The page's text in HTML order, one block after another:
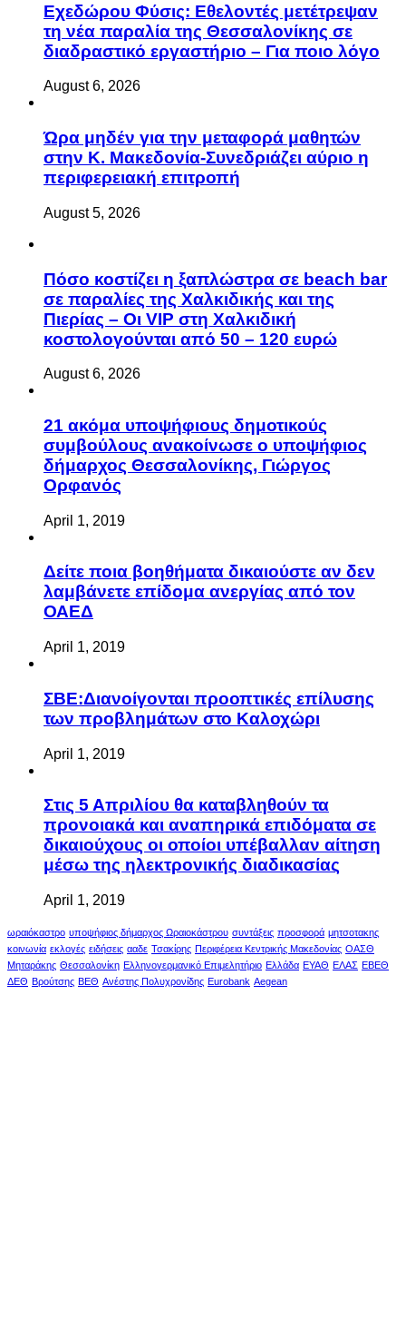
Eχεδώρου Φύσις: Εθελοντές μετέτρεψαν
τη νέα παραλία της Θεσσαλονίκης σε
διαδραστικό εργαστήριο – Για ποιο λόγο
August 6, 2026
Ώρα μηδέν για την μεταφορά μαθητών
στην Κ. Μακεδονία-Συνεδριάζει αύριο η
περιφερειακή επιτροπή
August 5, 2026
Πόσο κοστίζει η ξαπλώστρα σε beach bar
σε παραλίες της Χαλκιδικής και της
Πιερίας – Οι VIP στη Χαλκιδική
κοστολογούνται από 50 – 120 ευρώ
August 6, 2026
21 ακόμα υποψήφιους δημοτικούς
συμβούλους ανακοίνωσε ο υποψήφιος
δήμαρχος Θεσσαλονίκης, Γιώργος
Ορφανός
April 1, 2019
Δείτε ποια βοηθήματα δικαιούστε αν δεν
λαμβάνετε επίδομα ανεργίας από τον
ΟΑΕΔ
April 1, 2019
ΣΒΕ:Διανοίγονται προοπτικές επίλυσης
των προβλημάτων στο Καλοχώρι
April 1, 2019
Στις 5 Απριλίου θα καταβληθούν τα
προνοιακά και αναπηρικά επιδόματα σε
δικαιούχους οι οποίοι υπέβαλλαν αίτηση
μέσω της ηλεκτρονικής διαδικασίας
April 1, 2019
ωραιόκαστρο υποψήφιος δήμαρχος Ωραιοκάστρου συντάξεις προσφορά μητσοτακης
κοινωνία εκλογές ειδήσεις ααδε Τσακίρης Περιφέρεια Κεντρικής Μακεδονίας ΟΑΣΘ
Μηταράκης Θεσσαλονίκη Ελληνογερμανικό Επιμελητήριο Ελλάδα ΕΥΑΘ ΕΛΑΣ ΕΒΕΘ
ΔΕΘ Βρούτσης ΒΕΘ Ανέστης Πολυχρονίδης Eurobank Aegean